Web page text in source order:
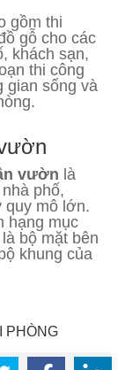
gồm thi
gỗ cho các
khách sạn,
thi công
gian sống và
vườn là
phố,
quy mô lớn.
hạng mục
bộ mặt bên
khung của
PHÒNG